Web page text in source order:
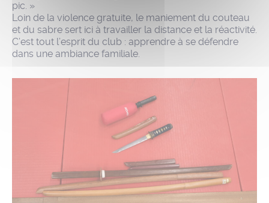
pic. »
Loin de la violence gratuite, le maniement du couteau
et du sabre sert ici à travailler la distance et la réactivité.
C’est tout l’esprit du club : apprendre à se défendre
dans une ambiance familiale.